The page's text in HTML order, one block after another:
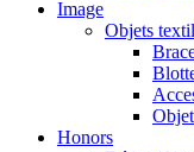
Image
Objets
Honors